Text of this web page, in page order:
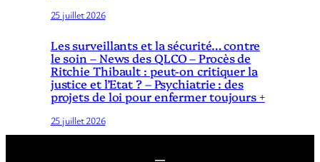
25 juillet 2026
Les surveillants et la sécurité… contre
le soin – News des QLCO – Procès de
Ritchie Thibault : peut-on critiquer la
justice et l’Etat ? – Psychiatrie : des
projets de loi pour enfermer toujours +
25 juillet 2026